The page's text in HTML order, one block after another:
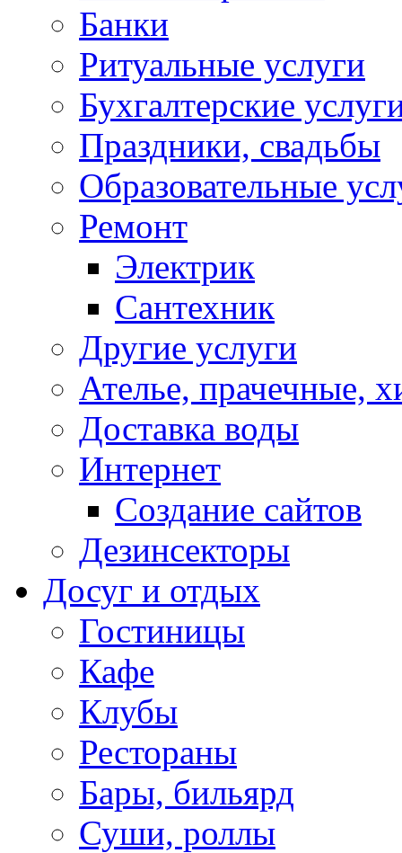
Банки
Ритуальные услуги
Бухгалтерские
Праздники, свадьбы
Образовательные
Ремонт
Электрик
Сантехник
Другие услуги
Ателье, прачечные,
Доставка воды
Интернет
Создание сайтов
Дезинсекторы
Досуг и отдых
Гостиницы
Кафе
Клубы
Рестораны
Бары, бильярд
Суши, роллы